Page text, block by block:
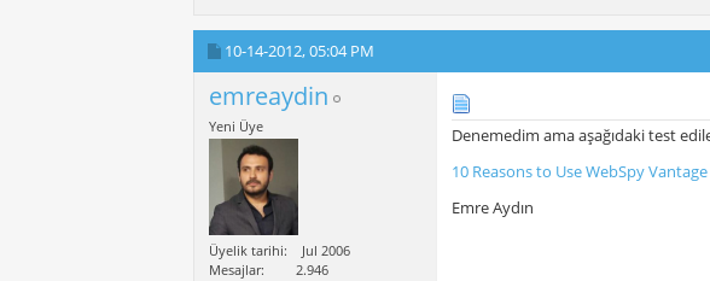
10-14-2012,05:04 PM
emreaydin
Yeni Üye
Üyelik tarihi
Jul 2006
Mesajlar
2.946
Denemedim ama aşağıdaki test
10 Reasons to Use WebSpy
Emre Aydın